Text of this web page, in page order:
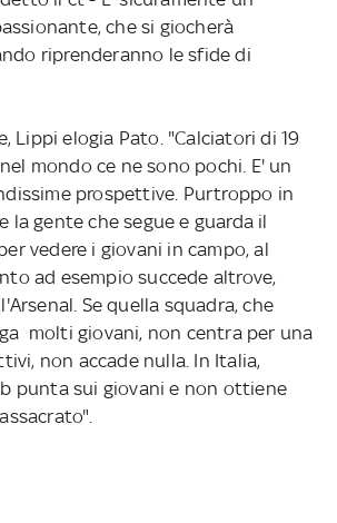
che si giocherà
riprenderanno le sfide di
Lippi elogia Pato. "Calciatori di 19
mondo ce ne sono pochi. E' un
prospettive. Purtroppo in
la gente che segue e guarda il
vedere i giovani in campo, al
ad esempio succede altrove,
Se quella squadra, che
molti giovani, non centra per una
non accade nulla. In Italia,
punta sui giovani e non ottiene